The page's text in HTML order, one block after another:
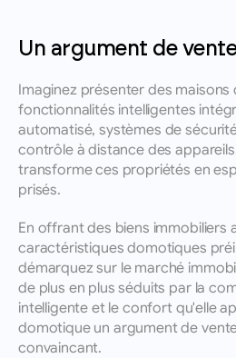
Un argument de
Imaginez présenter des maisons
fonctionnalités intelligentes
automatisé, systèmes de
contrôle à distance des
transforme ces propriétés en
prisés.
En offrant des biens immobiliers
caractéristiques domotiques
démarquez sur le marché
de plus en plus séduits par la
intelligente et le confort qu'elle
domotique un argument de
convaincant.